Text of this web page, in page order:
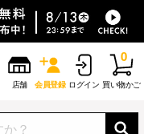
店舗 会員登録 ログイン 買い物かご
0